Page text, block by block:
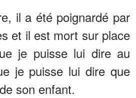
il a été poignardé par
et il est mort sur place
je puisse lui dire au
je puisse lui dire que
son enfant.